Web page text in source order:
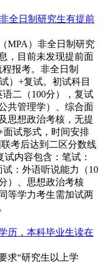
全日制研究生有提前
MPA）非全日制研究
，目前未发现提前面
报考。非全日制
）+复试。初试科目
二（100分），复试
共管理学）、综合面
思想政治考核，无提
面试形式，时间安排
考后达到二区分数线
试内容包含：笔试：
：外语听说能力（10
）、思想政治考核
等学力考生需加试两
历，本科毕业生读在
求“研究生以上学